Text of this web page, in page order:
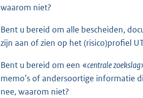
waarom niet?
Bent u bereid om alle bescheiden,
zijn aan of zien op het (risico)profiel
Bent u bereid om een «centrale zoekslag
memo’s of andersoortige informatie
nee, waarom niet?